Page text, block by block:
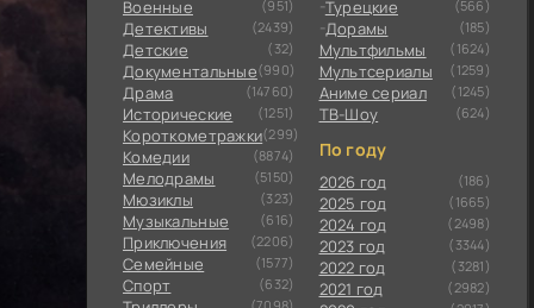
Военные (951)
Детективы (2439)
Детские (32)
Документальные(990)
Драма (14760)
Исторические (1251)
Короткометражки(299)
Комедии (8874)
Мелодрамы (5150)
Мюзиклы (323)
Музыкальные (616)
Приключения (2206)
Семейные (1577)
Cпорт (632)
Турецкие (566)
Дорамы (185)
Мультфильмы (1624)
Мультсериалы (1259)
Аниме сериал (1245)
ТВ-Шоу (624)
По году
2026 год (186)
2025 год (1665)
2024 год (2498)
2023 год (3344)
2022 год (3281)
2021 год (2982)